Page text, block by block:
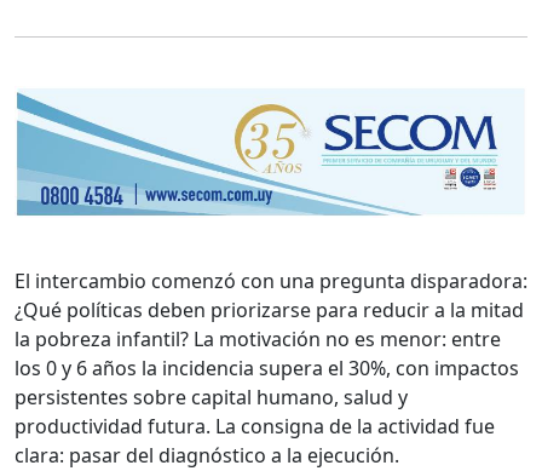
El intercambio comenzó con una pregunta disparadora:
¿Qué políticas deben priorizarse para reducir a la mitad
la pobreza infantil? La motivación no es menor: entre
los 0 y 6 años la incidencia supera el 30%, con impactos
persistentes sobre capital humano, salud y
productividad futura. La consigna de la actividad fue
clara: pasar del diagnóstico a la ejecución.